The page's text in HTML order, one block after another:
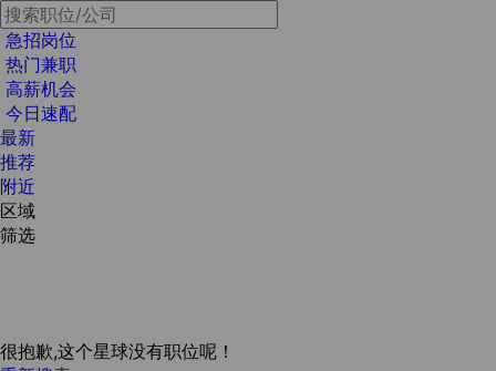
急招岗位
热门兼职
高薪机会
今日速配
最新
推荐
附近
区域
筛选
很抱歉,这个星球没有职位呢！